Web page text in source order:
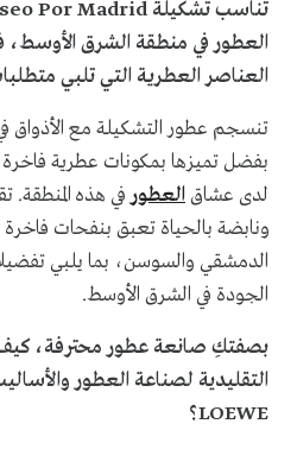
العطور في منطقة الشرق
العناصر العطرية التي تلبي
تنسجم عطور التشكيلة مع الأذواق
بفضل تميزها بمكونات عطرية
لدى عشاقالعطور في هذه المنطقة.
ونابضة بالحياة تعبق بنفحات فاخرة
الدمشقي والسوسن، بما يلبي
الجودة في الشرق الأوسط.
بصفتكِ صانعة عطور محترفة، كيف
التقليدية لصناعة العطور
LOEWE؟